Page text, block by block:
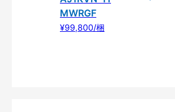
MWRGF
¥99,800/梱